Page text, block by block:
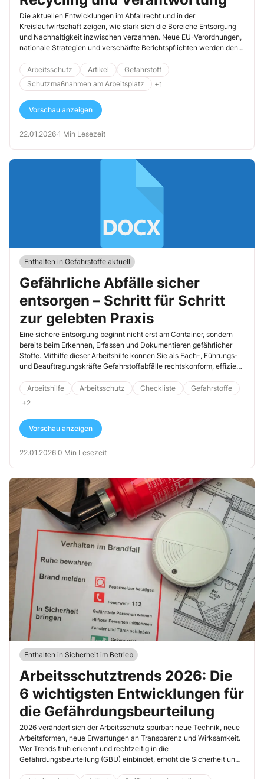
Die aktuellen Entwicklungen im Abfallrecht und in der
Kreislaufwirtschaft zeigen, wie stark sich die Bereiche Entsorgung
und Nachhaltigkeit inzwischen verzahnen. Neue EU-Verordnungen,
nationale Strategien und verschärfte Berichtspflichten werden den
Meldungen mit Relevanz für die betriebliche Praxis stellen wir Ihnen
nachfolgend vor.
Arbeitsschutz Artikel
Gefahrstoff
Schutzmaßnahmen am Arbeitsplatz
+1
Vorschau anzeigen
22.01.2026·1 Min Lesezeit
Enthalten in Gefahrstoffe aktuell
Gefährliche Abfälle sicher
entsorgen – Schritt für Schritt
zur gelebten Praxis
Eine sichere Entsorgung beginnt nicht erst am Container, sondern
bereits beim Erkennen, Erfassen und Dokumentieren gefährlicher
Stoffe. Mithilfe dieser Arbeitshilfe können Sie als Fach-, Führungs-
und Beauftragungskräfte Gefahrstoffabfälle rechtskonform, effizient
Arbeitshilfe
Arbeitsschutz Checkliste
Gefahrstoffe
+2
Vorschau anzeigen
22.01.2026·0 Min Lesezeit
Enthalten in Sicherheit im Betrieb
Arbeitsschutztrends 2026: Die
6 wichtigsten Entwicklungen für
die Gefährdungsbeurteilung
2026 verändert sich der Arbeitsschutz spürbar: neue Technik, neue
Arbeitsformen, neue Erwartungen an Transparenz und Wirksamkeit.
Wer Trends früh erkennt und rechtzeitig in die
Gefährdungsbeurteilung (GBU) einbindet, erhöht die Sicherheit und